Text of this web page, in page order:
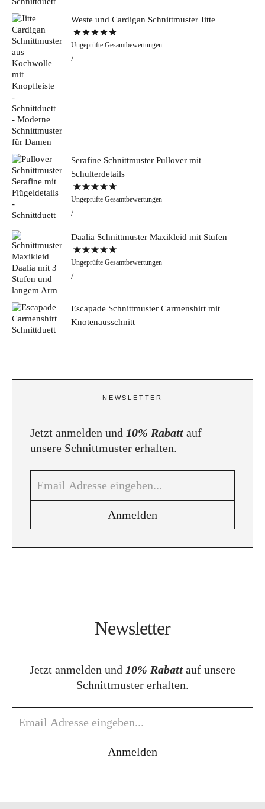
Weste und Cardigan Schnittmuster Jitte
Bewertet mit
5.00von 5
Ungeprüfte Gesamtbewertungen
Serafine Schnittmuster Pullover mit
Schulterdetails
Bewertet mit
5.00von 5
Ungeprüfte Gesamtbewertungen
Daalia Schnittmuster Maxikleid mit Stufen
Bewertet mit
5.00von 5
Ungeprüfte Gesamtbewertungen
Escapade Schnittmuster Carmenshirt mit
Knotenausschnitt
NEWSLETTER
Jetzt anmelden und 10% Rabatt auf
unsere Schnittmuster erhalten.
Newsletter
Jetzt anmelden und 10% Rabatt auf unsere
Schnittmuster erhalten.